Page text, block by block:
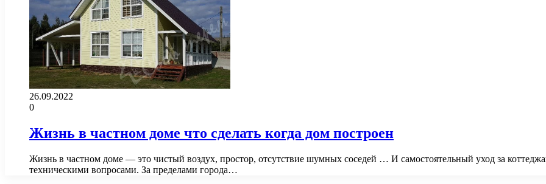
26.09.2022
0
Жизнь в частном доме что сделать когда дом построен
Жизнь в частном доме — это чистый воздух, простор, отсутствие шумных соседей … И самостоятельный уход за
техническими вопросами. За пределами города…